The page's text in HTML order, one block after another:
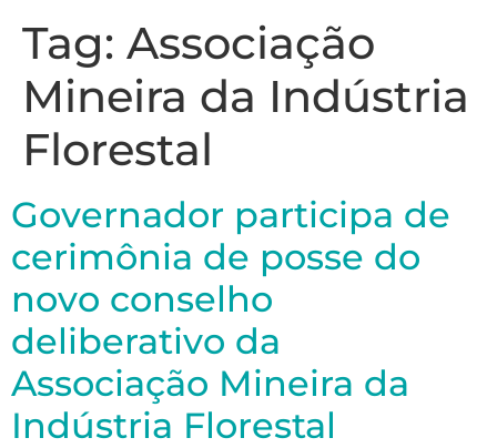
Tag: Associação
Mineira da Indústria
Florestal
Governador participa de
cerimônia de posse do
novo conselho
deliberativo da
Associação Mineira da
Indústria Florestal